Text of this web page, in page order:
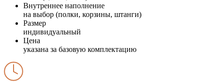
Внутреннее наполнение
на выбор (полки, корзины, штанги)
Размер
индивидуальный
Цена
указана за базовую комплектацию